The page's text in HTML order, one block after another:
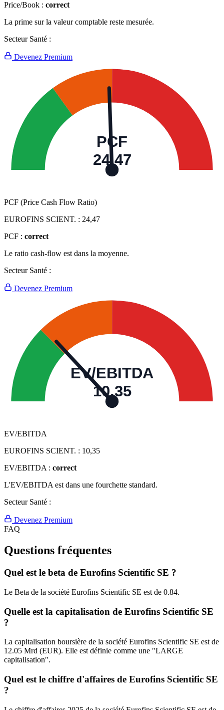
Price/Book : correct
La prime sur la valeur comptable reste mesurée.
Secteur Santé :
Devenez Premium
PCF
24,47
PCF (Price Cash Flow Ratio)
EUROFINS SCIENT. : 24,47
PCF : correct
Le ratio cash-flow est dans la moyenne.
Secteur Santé :
Devenez Premium
EV/EBITDA
10,35
EV/EBITDA
EUROFINS SCIENT. : 10,35
EV/EBITDA : correct
L'EV/EBITDA est dans une fourchette standard.
Secteur Santé :
Devenez Premium
FAQ
Questions fréquentes
Quel est le beta de Eurofins Scientific SE ?
Le Beta de la société Eurofins Scientific SE est de 0.84.
Quelle est la capitalisation de Eurofins Scientific SE
?
La capitalisation boursière de la société Eurofins Scientific SE est de
12.05 Mrd (EUR). Elle est définie comme une "LARGE
capitalisation".
Quel est le chiffre d'affaires de Eurofins Scientific SE
?